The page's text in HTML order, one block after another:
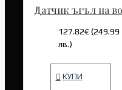
Датчик ъгъл на
127.82€ (249.99
лв.)
КУПИ